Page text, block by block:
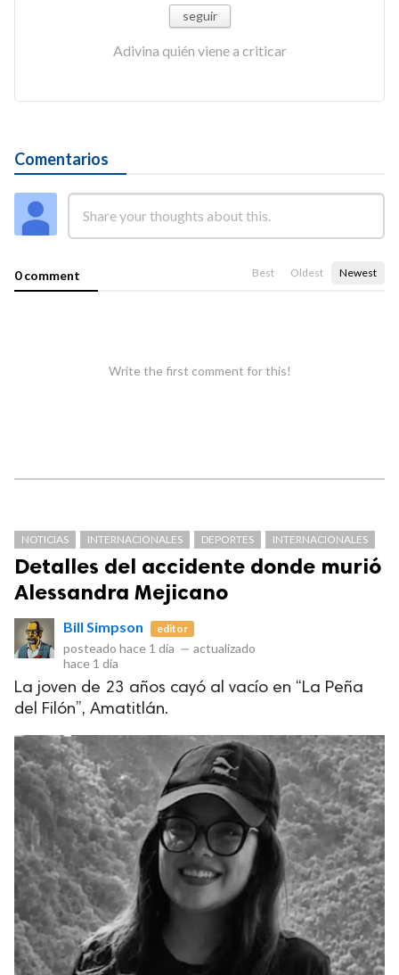
seguir
Adivina quién viene a criticar
Comentarios
0 comment Best Oldest Newest
Write the first comment for this!
NOTICIAS INTERNACIONALES DEPORTES INTERNACIONALES
Detalles del accidente donde murió
Alessandra Mejicano
Bill Simpson editor
posteado hace 1 día — actualizado
hace 1 día
La joven de 23 años cayó al vacío en “La Peña
del Filón”, Amatitlán.